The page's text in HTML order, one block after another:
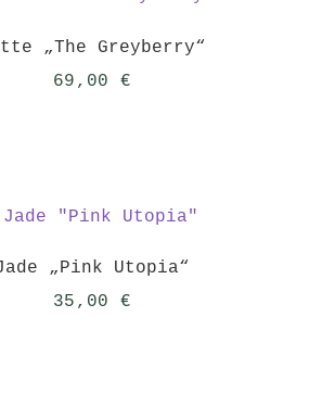
„The Greyberry“
69,00 €
„Pink Utopia“
35,00 €